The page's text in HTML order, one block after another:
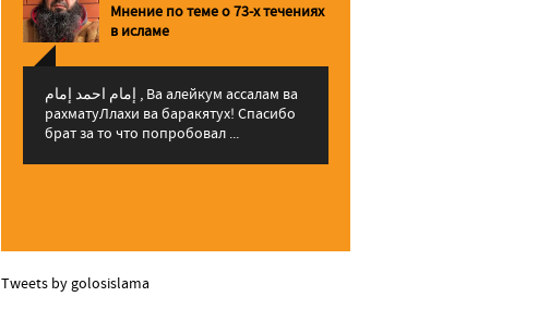
Мнение по теме о 73-х течениях
в исламе
إمام احمد إمام , Ва алейкум ассалам ва
рахматуЛлахи ва баракятух! Спасибо
брат за то что попробовал ...
Tweets by golosislama